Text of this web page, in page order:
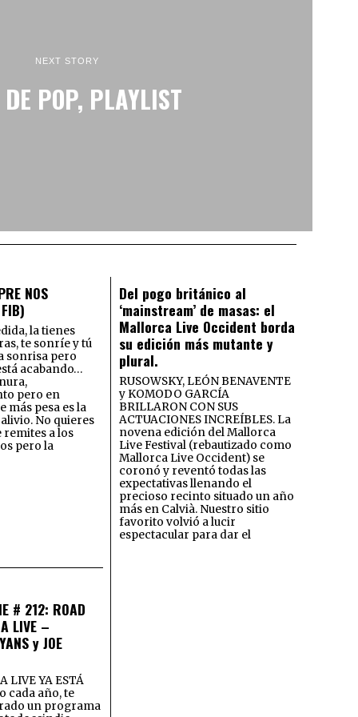
NEXT STORY
POP, PLAYLIST
NOS
la tienes
te sonríe y tú
sonrisa pero
acabando…
pero en
más pesa es la
No quieres
remites a los
pero la
Del pogo británico al
‘mainstream’ de masas: el
Mallorca Live Occident borda
su edición más mutante y
plural.
RUSOWSKY, LEÓN BENAVENTE
y KOMODO GARCÍA
BRILLARON CON SUS
ACTUACIONES INCREÍBLES. La
novena edición del Mallorca
Live Festival (rebautizado como
Mallorca Live Occident) se
coronó y reventó todas las
expectativas llenando el
precioso recinto situado un año
más en Calvià. Nuestro sitio
favorito volvió a lucir
espectacular para dar el
# 212: ROAD
LIVE –
y JOE
LIVE YA ESTÁ
cada año, te
un programa